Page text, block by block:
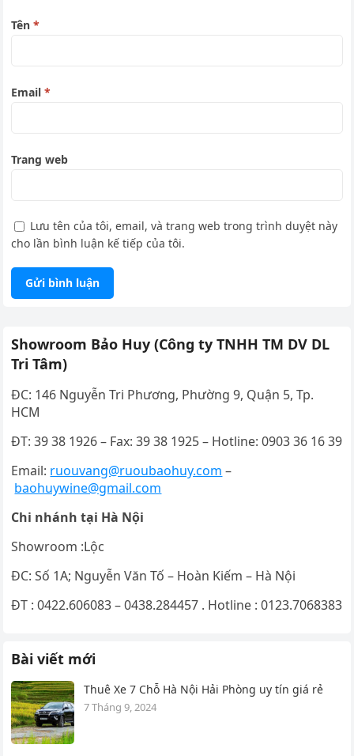
Tên*
Email*
Trang web
Lưu tên của tôi, email, và trang web trong trình duyệt này
cho lần bình luận kế tiếp của tôi.
Showroom Bảo Huy (Công ty TNHH TM DV DL
Tri Tâm)
ĐC: 146 Nguyễn Tri Phương, Phường 9, Quận 5, Tp.
HCM
ĐT: 39 38 1926 – Fax: 39 38 1925 – Hotline: 0903 36 16 39
Email: ruouvang@ruoubaohuy.com –
baohuywine@gmail.com
Chi nhánh tại Hà Nội
Showroom :Lộc
ĐC: Số 1A; Nguyễn Văn Tố – Hoàn Kiếm – Hà Nội
ĐT : 0422.606083 – 0438.284457 . Hotline : 0123.7068383
Bài viết mới
Thuê Xe 7 Chỗ Hà Nội Hải Phòng uy tín giá rẻ
7 Tháng 9, 2024